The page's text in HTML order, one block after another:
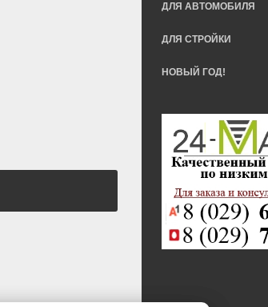
ДЛЯ АВТОМОБИЛЯ
ДЛЯ СТРОЙКИ
НОВЫЙ ГОД!